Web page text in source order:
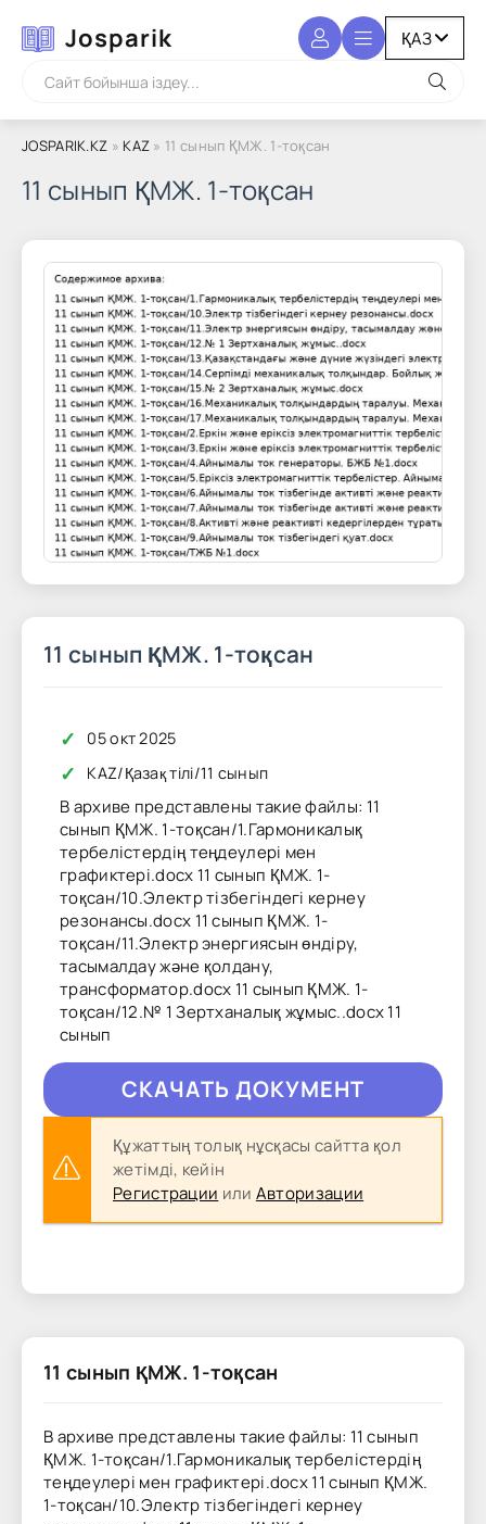
Josparik
JOSPARIK.KZ » KAZ » 11 сынып ҚМЖ. 1-тоқсан
11 сынып ҚМЖ. 1-тоқсан
11 сынып ҚМЖ. 1-тоқсан
✓ 05 окт 2025
✓ KAZ/Қазақ тілі/11 сынып
В архиве представлены такие файлы: 11
сынып ҚМЖ. 1-тоқсан/1.Гармоникалық
тербелістердің теңдеулері мен
графиктері.docx 11 сынып ҚМЖ. 1-
тоқсан/10.Электр тізбегіндегі кернеу
резонансы.docx 11 сынып ҚМЖ. 1-
тоқсан/11.Электр энергиясын өндіру,
тасымалдау және қолдану,
трансформатор.docx 11 сынып ҚМЖ. 1-
тоқсан/12.№ 1 Зертханалық жұмыс..docx 11
сынып
CКAЧAТЬ ДОКУМЕНТ
Құжаттың толық нұсқасы сайтта қол
жетімді, кейін
Регистрации или Авторизации
11 сынып ҚМЖ. 1-тоқсан
В архиве представлены такие файлы: 11 сынып
ҚМЖ. 1-тоқсан/1.Гармоникалық тербелістердің
теңдеулері мен графиктері.docx 11 сынып ҚМЖ.
1-тоқсан/10.Электр тізбегіндегі кернеу